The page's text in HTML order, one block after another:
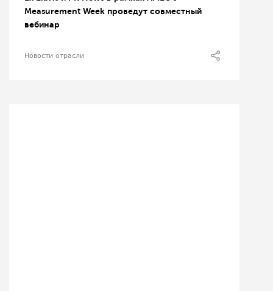
Measurement Week проведут совместный
вебинар
Новости отрасли